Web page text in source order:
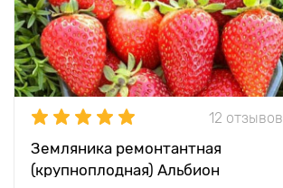
12 отзывов
Земляника ремонтантная
(крупноплодная) Альбион